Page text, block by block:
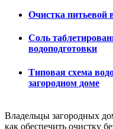
Очистка питьевой
Соль
водоподготовки
Типовая схема
загородном доме
Владельцы загородных
как обеспечить очистку